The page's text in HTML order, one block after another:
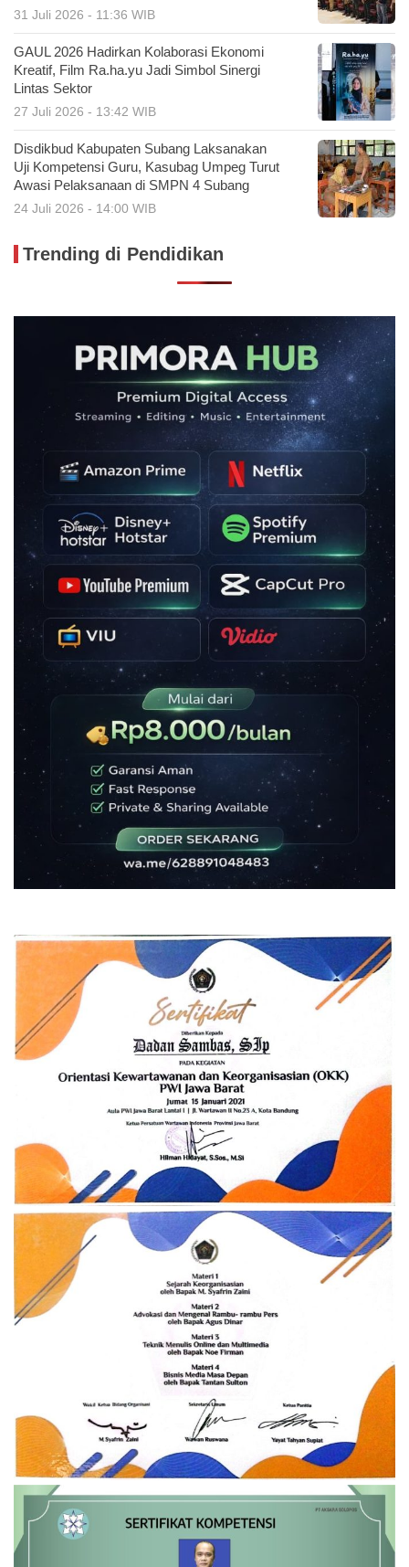
31 Juli 2026 - 11:36 WIB
GAUL 2026 Hadirkan Kolaborasi Ekonomi
Kreatif, Film Ra.ha.yu Jadi Simbol Sinergi
Lintas Sektor
27 Juli 2026 - 13:42 WIB
Disdikbud Kabupaten Subang Laksanakan
Uji Kompetensi Guru, Kasubag Umpeg Turut
Awasi Pelaksanaan di SMPN 4 Subang
24 Juli 2026 - 14:00 WIB
Trending di Pendidikan